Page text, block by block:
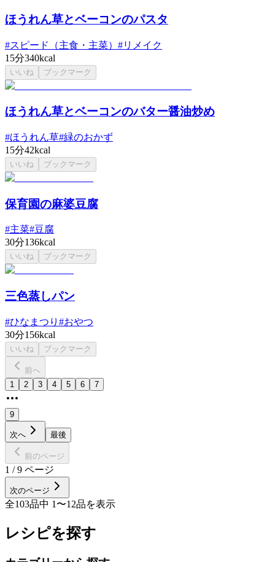
ほうれん草とベーコンのパスタ
#スピード（主食・主菜） #リメイク
15分340kcal
いいね ブックマーク
ほうれん草とベーコンのバター醤油炒め
#ほうれん草#緑のおかず
15分42kcal
いいね ブックマーク
保育園の麻婆豆腐
#主菜#豆腐
30分136kcal
いいね ブックマーク
三色蒸しパン
#ひなまつり #おやつ
30分156kcal
いいね ブックマーク
前へ
1
2 3 4 5 6 7
9
次へ 最後
前のページ
1 /9 ページ
次のページ
全103品中 1 〜12品を表示
レシピを探す